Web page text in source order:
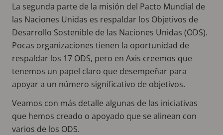
La segunda parte de la misión del Pacto Mundial de
las Naciones Unidas es respaldar los Objetivos de
Desarrollo Sostenible de las Naciones Unidas (ODS).
Pocas organizaciones tienen la oportunidad de
respaldar los 17 ODS, pero en Axis creemos que
tenemos un papel claro que desempeñar para
apoyar a un número significativo de objetivos.
Veamos con más detalle algunas de las iniciativas
que hemos creado o apoyado que se alinean con
varios de los ODS.